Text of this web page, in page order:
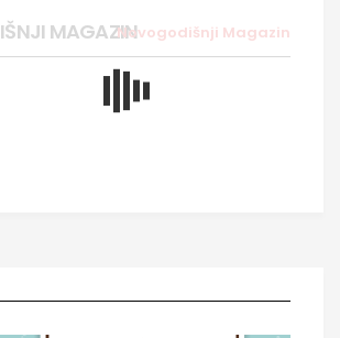
MAGAZINNovogodišnji Magazin